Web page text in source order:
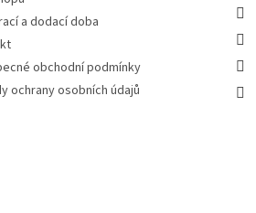
a dodací doba
obchodní podmínky
ochrany osobních údajů